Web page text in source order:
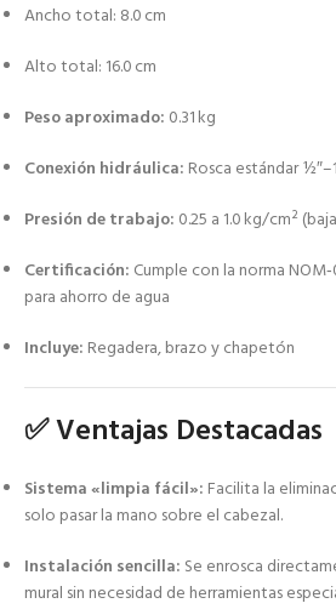
Ancho total: 8.0 cm
Alto total: 16.0 cm
Peso aproximado: 0.31 kg
Conexión hidráulica: Rosca estándar
Presión de trabajo: 0.25 a 1.0 kg/cm²
Certificación: Cumple con la norma
para ahorro de agua
Incluye: Regadera, brazo y chapetón
✅ Ventajas Destacadas
Sistema «limpia fácil»: Facilita la
solo pasar la mano sobre el cabezal.
Instalación sencilla: Se enrosca
mural sin necesidad de herramientas